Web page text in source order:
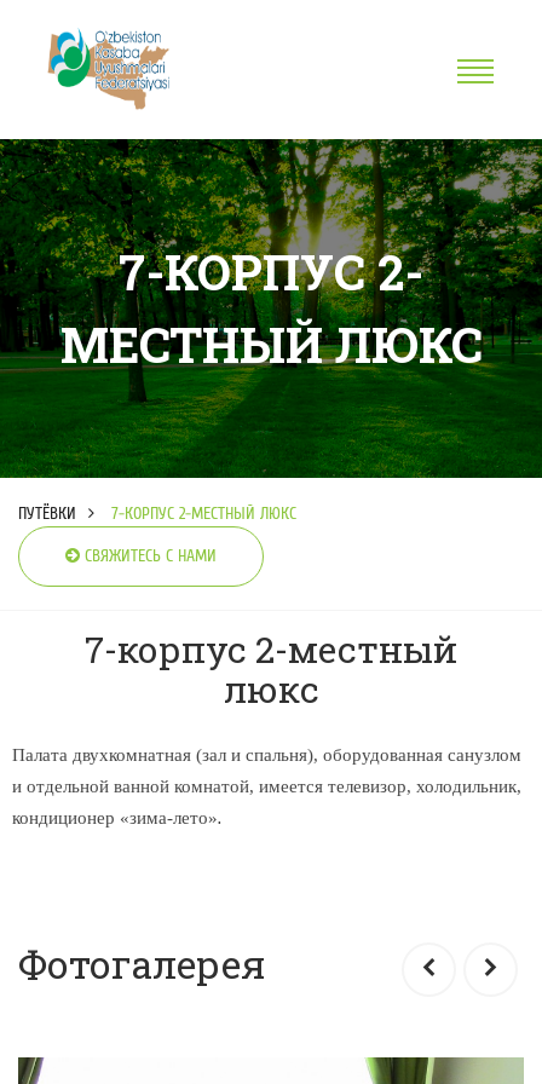
7-КОРПУС 2-
МЕСТНЫЙ ЛЮКС
ПУТЁВКИ 7-КОРПУС 2-МЕСТНЫЙ ЛЮКС
СВЯЖИТЕСЬ С НАМИ
7-корпус 2-местный
люкс
Палата двухкомнатная (зал и спальня), оборудованная санузлом
и отдельной ванной комнатой, имеется телевизор, холодильник,
кондиционер «зима-лето»​​​​​​​.
Фотогалерея